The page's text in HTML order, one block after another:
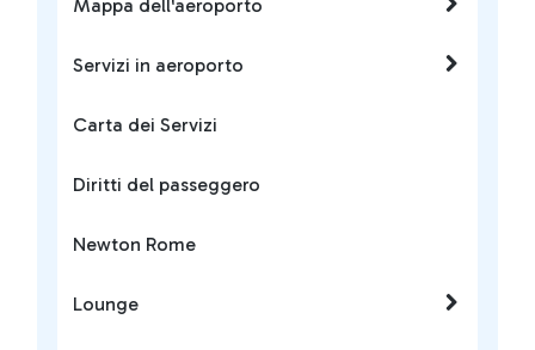
Mappa dell'aeroporto
Servizi in aeroporto
Carta dei Servizi
Diritti del passeggero
Newton Rome
Lounge